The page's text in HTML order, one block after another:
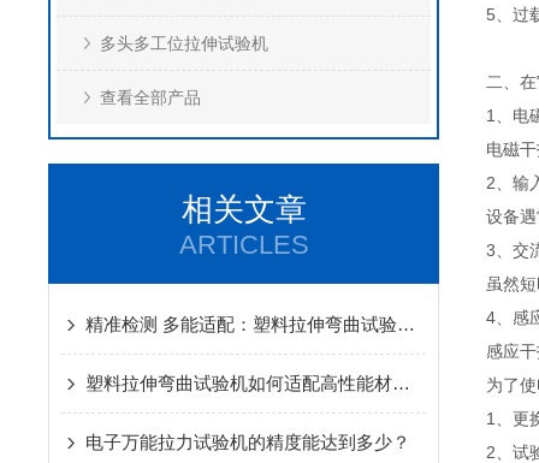
多头多工位拉伸试验机
查看全部产品
相关文章
ARTICLES
精准检测 多能适配：塑料拉伸弯曲试验机的核心价值
塑料拉伸弯曲试验机如何适配高性能材料测试？
电子万能拉力试验机的精度能达到多少？
5、过
二、
1、电
电磁
2、输
设备
3、交
虽然
4、感
感应
为了
1、更
2、试